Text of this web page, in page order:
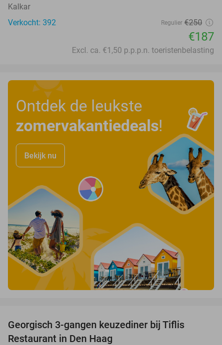
Kalkar
Verkocht: 392
Regulier €250
€187
Excl. ca. €1,50 p.p.p.n. toeristenbelasting
Ontdek de leukste
zomervakantiedeals!
Bekijk nu
Georgisch 3-gangen keuzediner bij Tiflis
Restaurant in Den Haag